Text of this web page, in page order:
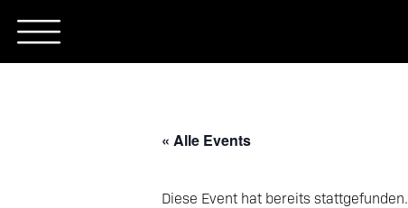
« Alle Events
Diese Event hat bereits stattgefunden.